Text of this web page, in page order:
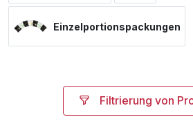
Einzelportionspackungen
Filtrierung von